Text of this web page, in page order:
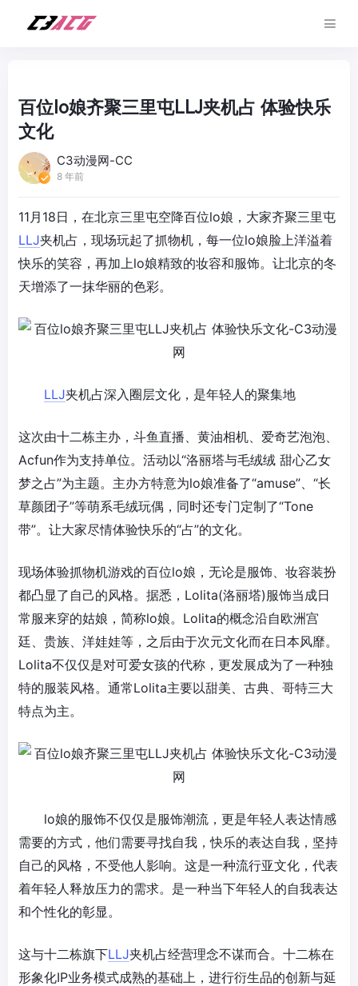
百位lo娘齐聚三里屯LLJ夹机占 体验快乐
文化
C3动漫网-CC
8 年前
11月18日，在北京三里屯空降百位lo娘，大家齐聚三里屯
LLJ夹机占，现场玩起了抓物机，每一位lo娘脸上洋溢着
快乐的笑容，再加上lo娘精致的妆容和服饰。让北京的冬
天增添了一抹华丽的色彩。
LLJ夹机占深入圈层文化，是年轻人的聚集地
这次由十二栋主办，斗鱼直播、黄油相机、爱奇艺泡泡、
Acfun作为支持单位。活动以“洛丽塔与毛绒绒 甜心乙女
梦之占”为主题。主办方特意为lo娘准备了“amuse”、“长
草颜团子”等萌系毛绒玩偶，同时还专门定制了“Tone
带”。让大家尽情体验快乐的“占”的文化。
现场体验抓物机游戏的百位lo娘，无论是服饰、妆容装扮
都凸显了自己的风格。据悉，Lolita(洛丽塔)服饰当成日
常服来穿的姑娘，简称lo娘。Lolita的概念沿自欧洲宫
廷、贵族、洋娃娃等，之后由于次元文化而在日本风靡。
Lolita不仅仅是对可爱女孩的代称，更发展成为了一种独
特的服装风格。通常Lolita主要以甜美、古典、哥特三大
特点为主。
lo娘的服饰不仅仅是服饰潮流，更是年轻人表达情感
需要的方式，他们需要寻找自我，快乐的表达自我，坚持
自己的风格，不受他人影响。这是一种流行亚文化，代表
着年轻人释放压力的需求。是一种当下年轻人的自我表达
和个性化的彰显。
这与十二栋旗下LLJ夹机占经营理念不谋而合。十二栋在
形象化IP业务模式成熟的基础上，进行衍生品的创新与延